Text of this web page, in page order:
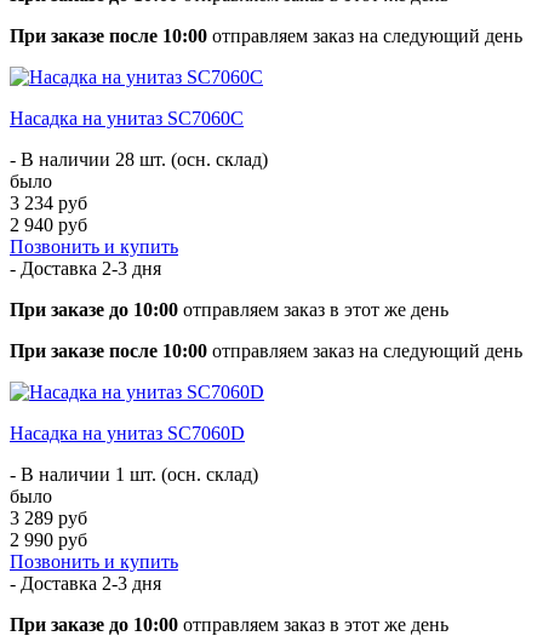
При заказе после 10:00 отправляем заказ на следующий день
Насадка на унитаз SC7060С
- В наличии 28 шт. (осн. склад)
было
3 234 руб
2 940 руб
Позвонить и купить
- Доставка 2-3 дня
При заказе до 10:00 отправляем заказ в этот же день
При заказе после 10:00 отправляем заказ на следующий день
Насадка на унитаз SC7060D
- В наличии 1 шт. (осн. склад)
было
3 289 руб
2 990 руб
Позвонить и купить
- Доставка 2-3 дня
При заказе до 10:00 отправляем заказ в этот же день